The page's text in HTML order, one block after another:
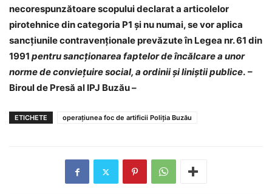
necorespunzătoare scopului declarat a articolelor
pirotehnice din categoria P1 și nu numai, se vor aplica
sancțiunile contravenționale prevăzute în Legea nr. 61 din
1991 pentru sancţionarea faptelor de încălcare a unor
norme de convieţuire social, a ordinii şi liniştii publice. –
Biroul de Presă al IPJ Buzău –
ETICHETE operațiunea foc de artificii Poliția Buzău